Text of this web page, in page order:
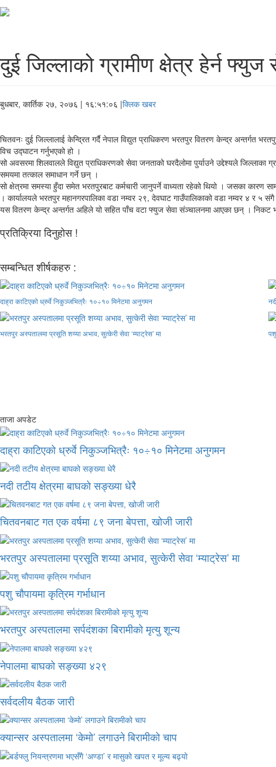
दुई जिल्लाको ग्रामीण क्षेत्र हेर्न फ्युज
बुधबार, कार्तिक २७, २०७६ | १६:५१:०६ |क्लिक खबर
चितवनः दुई जिल्लालाई केन्द्रित गर्दै नेपाल विद्युत प्राधिकरण भरतपुर वितरण केन्द्र अन्तर्गत
विच उद्घाटन गर्नुभएको हो ।
सो अवसरमा शिलवालले विद्युत प्राधिकरणको सेवा जनताको घरदैलोमा पुर्याउने उद्देश्यले जिल्लाका
समयमा तत्काल समाधान गर्ने छन् ।
सो क्षेत्रमा समस्या हुँदा समेत भरतपुरबाट कर्मचारी जानुपर्ने वाध्यता रहेको थियो । जसका कारण
। कार्यालयले भरतपुर महानगरपालिका वडा नम्वर २९, देवघाट गाउँपालिकाको वडा नम्वर ४ र ५
यस वितरण केन्द्र अन्तर्गत अहिले यो सहित पाँच वटा फ्युज सेवा संञ्चालनमा आएका छन् । निकट
प्रतिक्रिया दिनुहोस !
सम्बन्धित शीर्षकहरु :
दाह्रा काटिएको ध्रुर्वे निकुञ्जभित्रैः १०÷१० मिनेटमा अनुगमन
भरतपुर अस्पतालमा प्रसूति शय्या अभाव, सुत्केरी सेवा ‘म्याट्रेस’ मा
ताजा अपडेट
दाह्रा काटिएको ध्रुर्वे निकुञ्जभित्रैः १०÷१० मिनेटमा अनुगमन
नदी तटीय क्षेत्रमा बाघको सङ्ख्या धेरै
चितवनबाट गत एक वर्षमा ८९ जना बेपत्ता, खोजी जारी
भरतपुर अस्पतालमा प्रसूति शय्या अभाव, सुत्केरी सेवा ‘म्याट्रेस’ मा
पशु चौपायमा कृत्रिम गर्भाधान
भरतपुर अस्पतालमा सर्पदंशका बिरामीको मृत्यु शून्य
नेपालमा बाघको सङ्ख्या ४२९
सर्वदलीय बैठक जारी
क्यान्सर अस्पतालमा ‘केमो’ लगाउने बिरामीको चाप